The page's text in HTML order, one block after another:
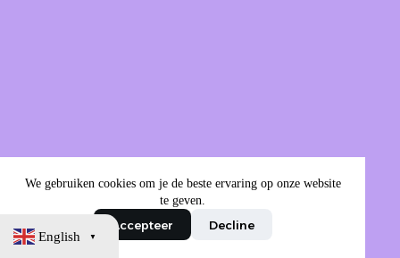
We gebruiken cookies om je de beste ervaring op onze website
te geven.
Accepteer Decline
English ▼